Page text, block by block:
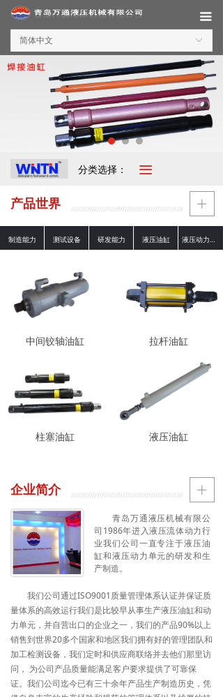
ꀅ
简体中文
끀
끀
分类选择：
产品世界 ꄶ
制造能力 测试设备 研发能力 液压油缸
中间铰轴油缸 拉杆油缸
柱塞油缸 液压油缸
企业简介 ꄶ
青岛万通液压机械有限公
司1986年进入液压流体动力行
业我们公司一直专注于液压油
缸和液压动力单元的研发和生
产制造。
我们公司通过ISO9001质量管理体系认证并保证质
量体系的高效运行我们是比较早从事生产液压油缸和动
力单元，并自营出口的企业之一，我们的产品90%以上
销售到世界20多个国家和地区我们拥有好的管理团队和
加工检测设备，我们定时和供应商联络并去他们那里访
问， 为公司产品质量能满足客户要求提供了可靠保
证。我们公司迄今已有三十余年产品生产制造历史，凭